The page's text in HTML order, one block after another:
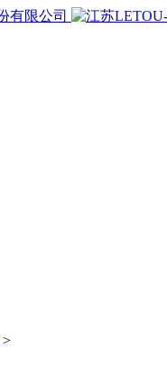
>